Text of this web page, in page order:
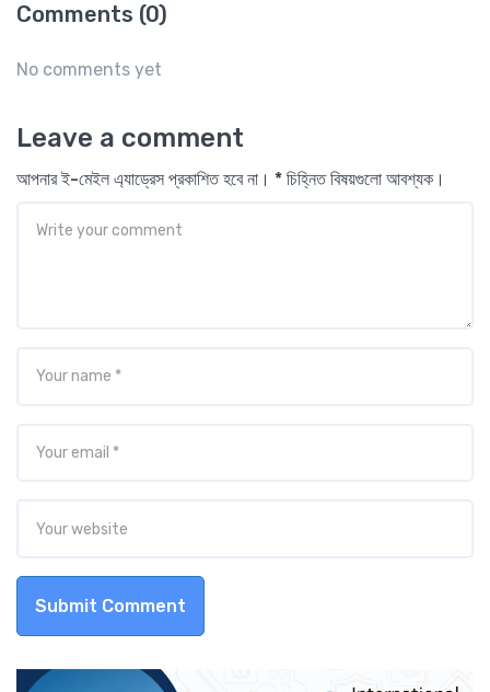
Comments (0)
No comments yet
Leave a comment
আপনার ই-মেইল এ্যাড্রেস প্রকাশিত হবে না। * চিহ্নিত বিষয়গুলো আবশ্যক।
Submit Comment